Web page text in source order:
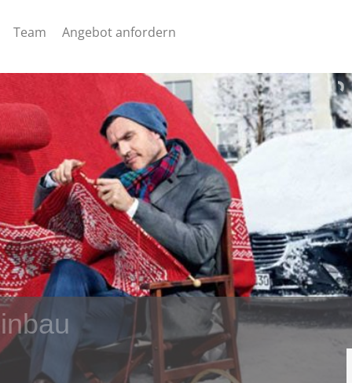
Team Angebot anfordern